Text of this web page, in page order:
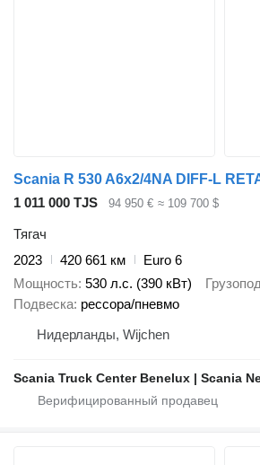
1 011 000 TJS 94 950 € ≈ 109 700 $
Тягач
2023
420 661 км
Euro 6
Мощность 530 л.с. (390 кВт)
Подвеска рессора/пневмо
Нидерланды, Wijchen
Scania Truck Center Benelux | Scania